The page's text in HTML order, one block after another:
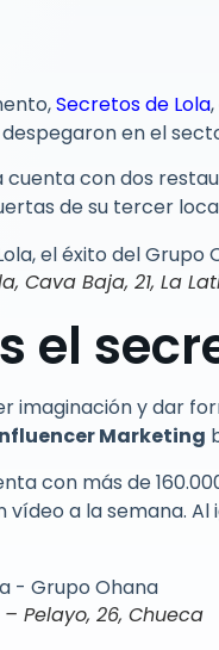
Secretos de Lola
despegaron en el
cuenta con dos
de su tercer
Cava Baja, 21, La
el
imaginación y dar
Marketing
con más de
a la semana.
Pelayo, 26, Chueca